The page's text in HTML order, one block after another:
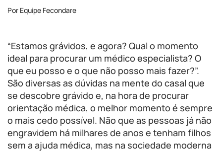
Por Equipe Fecondare
“Estamos grávidos, e agora? Qual o momento
ideal para procurar um médico especialista? O
que eu posso e o que não posso mais fazer?”.
São diversas as dúvidas na mente do casal que
se descobre grávido e, na hora de procurar
orientação médica, o melhor momento é sempre
o mais cedo possível. Não que as pessoas já não
engravidem há milhares de anos e tenham filhos
sem a ajuda médica, mas na sociedade moderna